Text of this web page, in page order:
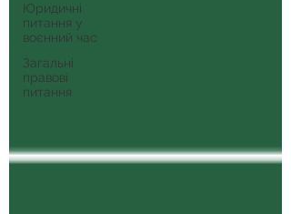
Юридичні
питання у
воєнний час
Загальні
правові
питання